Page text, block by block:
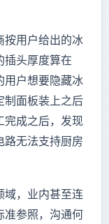
按用户给出的冰
插头厚度算在
用户想要隐藏冰
制面板装上之后
完成之后，发现
路无法支持厨房
域，业内甚至连
准参照，沟通何